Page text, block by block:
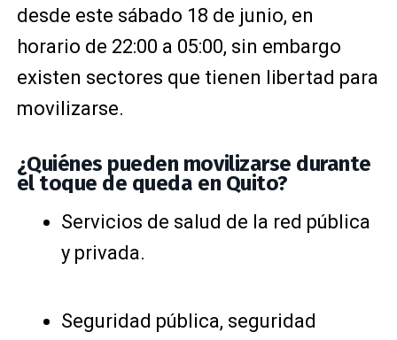
desde este sábado 18 de junio, en
horario de 22:00 a 05:00, sin embargo
existen sectores que tienen libertad para
movilizarse.
¿Quiénes pueden movilizarse durante
el toque de queda en Quito?
Servicios de salud de la red pública
y privada.
Seguridad pública, seguridad